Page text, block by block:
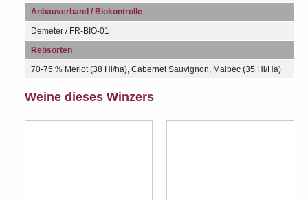
Anbauverband / Biokontrolle
Demeter / FR-BIO-01
Rebsorten
70-75 % Merlot (38 Hl/ha), Cabernet Sauvignon, Malbec (35 Hl/Ha)
Weine dieses Winzers